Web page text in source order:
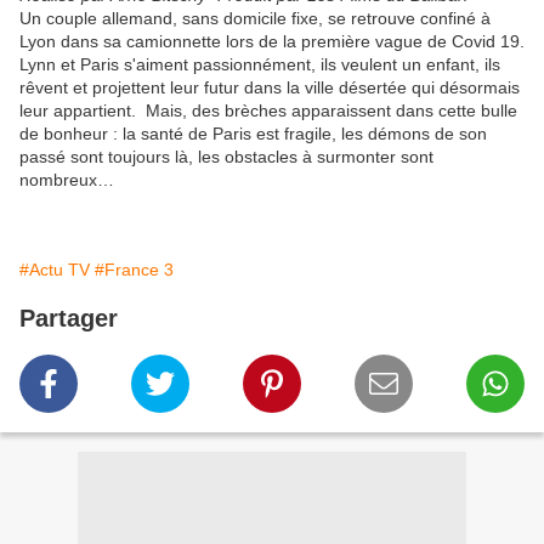
Un couple allemand, sans domicile fixe, se retrouve confiné à
Lyon dans sa camionnette lors de la première vague de Covid 19.
Lynn et Paris s'aiment passionnément, ils veulent un enfant, ils
rêvent et projettent leur futur dans la ville désertée qui désormais
leur appartient. Mais, des brèches apparaissent dans cette bulle
de bonheur : la santé de Paris est fragile, les démons de son
passé sont toujours là, les obstacles à surmonter sont
nombreux…
#Actu TV #France 3
Partager